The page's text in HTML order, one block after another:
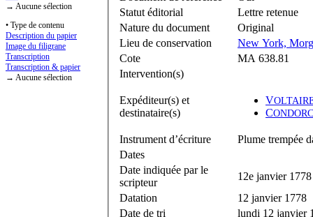
→ Aucune sélection
• Type de contenu
Description du papier
Image du filigrane
Transcription
Transcription & papier
→ Aucune sélection
Statut éditorial
Lettre retenue
Nature du document
Original
Lieu de conservation
New York,
Cote
MA 638.81
Intervention(s)
Expéditeur(s) et
destinataire(s)
V
C
Instrument d’écriture
Plume trempée
Dates
Date indiquée par le
scripteur
12e janvier 1778
Datation
12 janvier 1778
Date de tri
lundi 12 janvier